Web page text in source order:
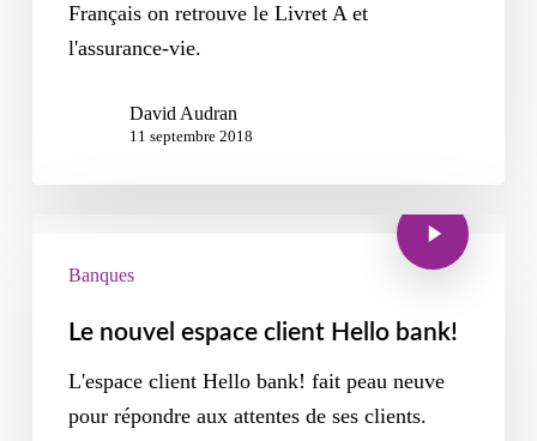
Français on retrouve le Livret A et
l'assurance-vie.
David Audran
11 septembre 2018
Banques
Le nouvel espace client Hello bank!
L'espace client Hello bank! fait peau neuve
pour répondre aux attentes de ses clients.